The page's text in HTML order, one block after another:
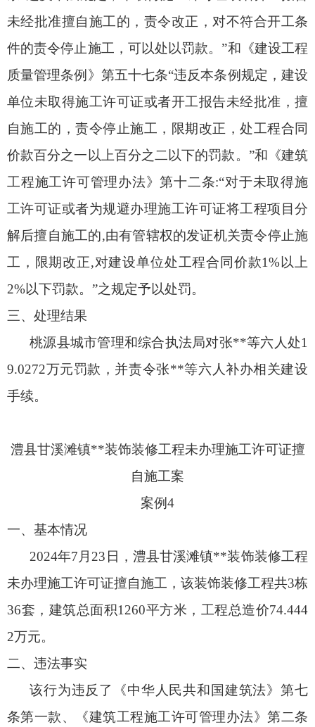
未经批准擅自施工的，责令改正，对不符合开工条
件的责令停止施工，可以处以罚款。”和《建设工程
质量管理条例》第五十七条“违反本条例规定，建设
单位未取得施工许可证或者开工报告未经批准，擅
自施工的，责令停止施工，限期改正，处工程合同
价款百分之一以上百分之二以下的罚款。”和《建筑
工程施工许可管理办法》第十二条:“对于未取得施
工许可证或者为规避办理施工许可证将工程项目分
解后擅自施工的,由有管辖权的发证机关责令停止施
工，限期改正,对建设单位处工程合同价款1%以上
2%以下罚款。”之规定予以处罚。
三、处理结果
桃源县城市管理和综合执法局对张**等六人处1
9.0272万元罚款，并责令张**等六人补办相关建设
手续。
澧县甘溪滩镇**装饰装修工程未办理施工许可证擅
自施工案
案例4
一、基本情况
2024年7月23日，澧县甘溪滩镇**装饰装修工程
未办理施工许可证擅自施工，该装饰装修工程共3栋
36套，建筑总面积1260平方米，工程总造价74.444
2万元。
二、违法事实
该行为违反了《中华人民共和国建筑法》第七
条第一款、《建筑工程施工许可管理办法》第二条